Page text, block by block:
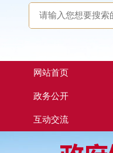
网站首页
政务公开
互动交流